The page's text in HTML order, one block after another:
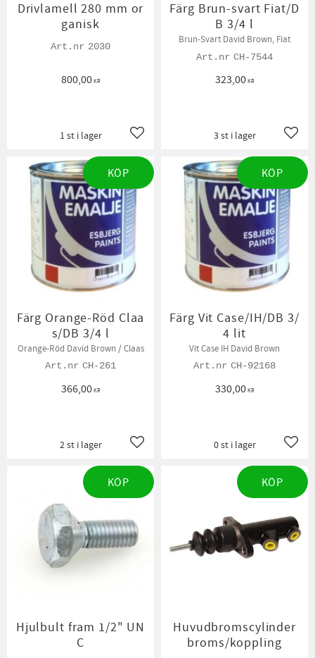
Drivlamell 280 mm or
ganisk
2030
800,00KR
Lägg till i favoriter
1 st i lager
Färg Brun-svart Fiat/D
B 3/4 l
Brun-Svart David Brown, Fiat
CH-7544
323,00KR
3 st i lager
Färg Orange-Röd Claa
s/DB 3/4 l
Orange-Röd David Brown / Claas
CH-261
366,00KR
Lägg till i favoriter
2 st i lager
KÖP
Färg Vit Case/IH/DB 3/
4 lit
Vit Case IH David Brown
CH-92168
330,00KR
0 st i lager
KÖP
Hjulbult fram 1/2" UN
C
KÖP
Huvudbromscylinder
broms/koppling
KÖP